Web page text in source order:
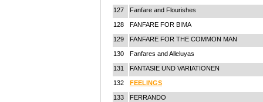
127 Fanfare and Flourishes
128 FANFARE FOR BIMA
129 FANFARE FOR THE COMMON MAN
130 Fanfares and Alleluyas
131 FANTASIE UND VARIATIONEN
132 FEELINGS
133 FERRANDO